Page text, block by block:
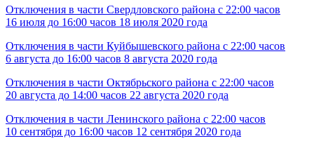
Отключения в части Свердловского района с 22:00 часов
16 июля до 16:00 часов 18 июля 2020 года
Отключения в части Куйбышевского района с 22:00 часов
6 августа до 16:00 часов 8 августа 2020 года
Отключения в части Октябрьского района с 22:00 часов
20 августа до 14:00 часов 22 августа 2020 года
Отключения в части Ленинского района с 22:00 часов
10 сентября до 16:00 часов 12 сентября 2020 года